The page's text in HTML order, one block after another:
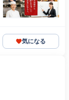
気になる